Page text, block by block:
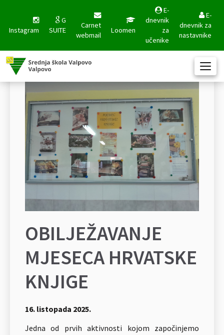
Instagram
G
SUITE
Carnet
webmail
Loomen
E-
dnevnik
za
učenike
E-
dnevnik za
nastavnike
OBILJEŽAVANJE
MJESECA HRVATSKE
KNJIGE
16. listopada 2025.
Jedna od prvih aktivnosti kojom započinjemo